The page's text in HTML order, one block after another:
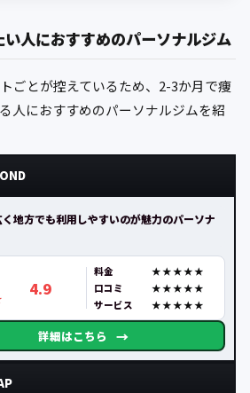
人におすすめのパーソナルジム
ごとが控えているため、2-3か月で痩
人におすすめのパーソナルジムを紹
地方でも利用しやすいのが魅力のパーソナ
4.9
料金
口コミ
サービス
詳細はこちら →